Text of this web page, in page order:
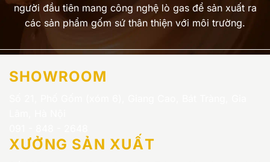
người đầu tiên mang công nghệ lò gas để sản xuất ra
các sản phẩm gốm sứ thân thiện với môi trường.
SHOWROOM
XƯỞNG SẢN XUẤT